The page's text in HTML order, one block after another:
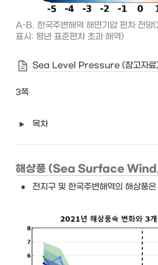
A-B. 한국주변해역 해면기압 편차 전
표시: 평년 표준편차 초과 해역)
Sea Level Pressure (참고자료
3쪽
목차
해상풍 (Sea Surface
• 전지구 및 한국주변해역의 해상풍